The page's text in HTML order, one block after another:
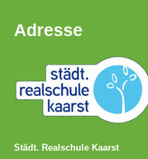
Hausordnung
Schulbuchordnung
Adresse
Städt. Realschule Kaarst